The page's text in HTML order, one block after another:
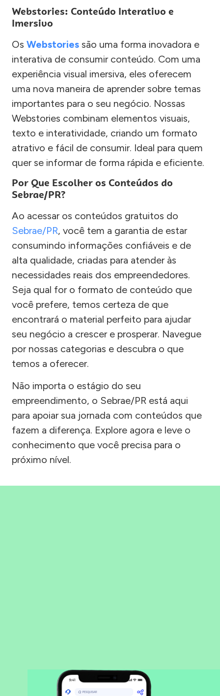
Webstories: Conteúdo Interativo e
Imersivo
Os Webstories são uma forma inovadora e
interativa de consumir conteúdo. Com uma
experiência visual imersiva, eles oferecem
uma nova maneira de aprender sobre temas
importantes para o seu negócio. Nossas
Webstories combinam elementos visuais,
texto e interatividade, criando um formato
atrativo e fácil de consumir. Ideal para quem
quer se informar de forma rápida e eficiente.
Por Que Escolher os Conteúdos do
Sebrae/PR?
Ao acessar os conteúdos gratuitos do
Sebrae/PR, você tem a garantia de estar
consumindo informações confiáveis e de
alta qualidade, criadas para atender às
necessidades reais dos empreendedores.
Seja qual for o formato de conteúdo que
você prefere, temos certeza de que
encontrará o material perfeito para ajudar
seu negócio a crescer e prosperar. Navegue
por nossas categorias e descubra o que
temos a oferecer.
Não importa o estágio do seu
empreendimento, o Sebrae/PR está aqui
para apoiar sua jornada com conteúdos que
fazem a diferença. Explore agora e leve o
conhecimento que você precisa para o
próximo nível.